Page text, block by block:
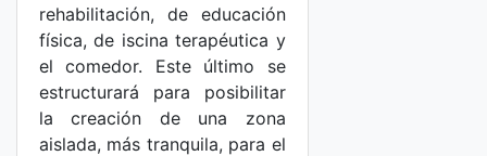
rehabilitación, de educación
física, de iscina terapéutica y
el comedor. Este último se
estructurará para posibilitar
la creación de una zona
aislada, más tranquila, para el